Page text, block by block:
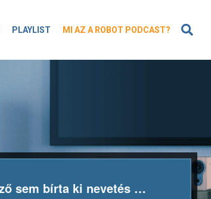
PLAYLIST MI AZ A ROBOT PODCAST?